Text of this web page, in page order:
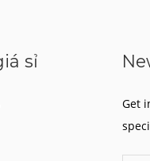
sỉ
Get